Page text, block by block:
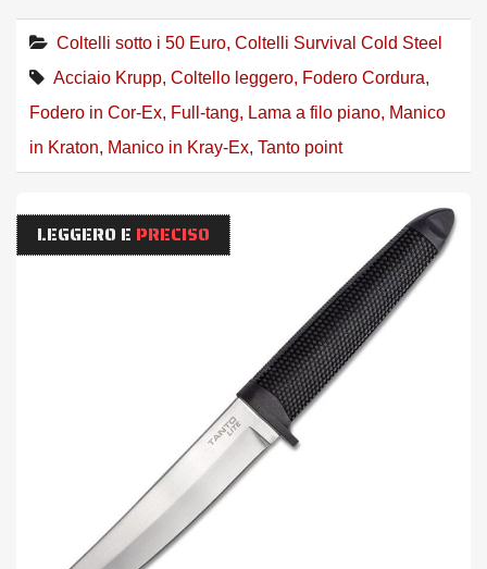
Coltelli sotto i 50 Euro, Coltelli Survival Cold Steel
Acciaio Krupp, Coltello leggero, Fodero Cordura,
Fodero in Cor-Ex, Full-tang, Lama a filo piano, Manico
in Kraton, Manico in Kray-Ex, Tanto point
LEGGERO E PRECISO